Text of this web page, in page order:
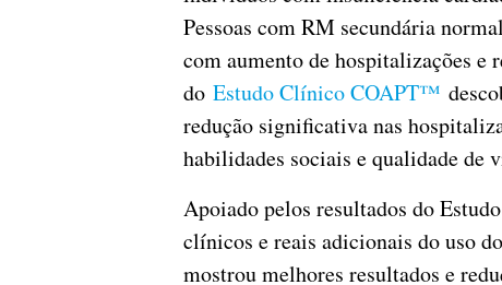
Pessoas com RM secundária
com aumento de hospitalizações e
do Estudo Clínico COAPT™
redução significativa nas
habilidades sociais e qualidade
Apoiado pelos resultados do
clínicos e reais adicionais do uso
mostrou melhores resultados e